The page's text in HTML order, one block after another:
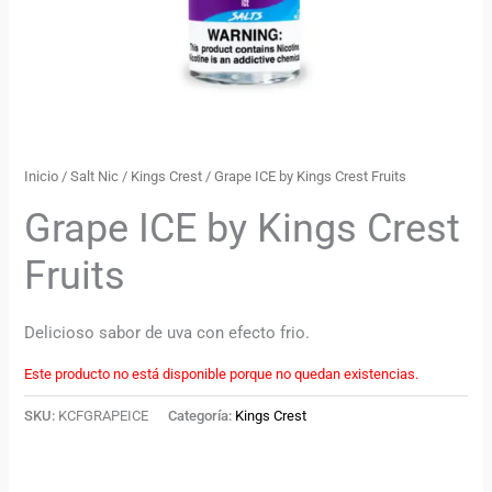
Inicio /Salt Nic / Kings Crest / Grape ICE by Kings Crest Fruits
Grape ICE by Kings Crest
Fruits
Delicioso sabor de uva con efecto frio.
Este producto no está disponible porque no quedan existencias.
SKU: KCFGRAPEICE Categoría: Kings Crest